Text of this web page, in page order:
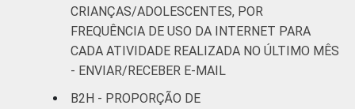
CRIANÇAS/ADOLESCENTES, POR
FREQUÊNCIA DE USO DA INTERNET PARA
CADA ATIVIDADE REALIZADA NO ÚLTIMO MÊS
- ENVIAR/RECEBER E-MAIL
B2H - PROPORÇÃO DE